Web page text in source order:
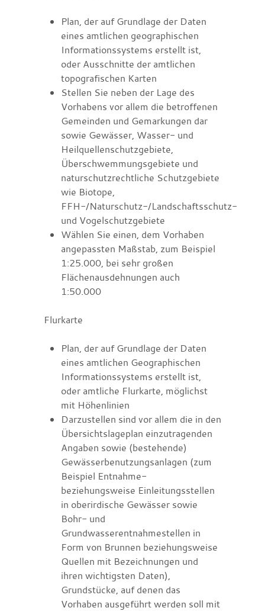
Plan, der auf Grundlage der Daten
eines amtlichen geographischen
Informationssystems erstellt ist,
oder Ausschnitte der amtlichen
topografischen Karten
Stellen Sie neben der Lage des
Vorhabens vor allem die betroffenen
Gemeinden und Gemarkungen dar
sowie Gewässer, Wasser- und
Heilquellenschutzgebiete,
Überschwemmungsgebiete und
naturschutzrechtliche Schutzgebiete
wie Biotope,
FFH-/Naturschutz-/Landschaftsschutz-
und Vogelschutzgebiete
Wählen Sie einen, dem Vorhaben
angepassten Maßstab, zum Beispiel
1:25.000, bei sehr großen
Flächenausdehnungen auch
1:50.000
Flurkarte
Plan, der auf Grundlage der Daten
eines amtlichen Geographischen
Informationssystems erstellt ist,
oder amtliche Flurkarte, möglichst
mit Höhenlinien
Darzustellen sind vor allem die in den
Übersichtslageplan einzutragenden
Angaben sowie (bestehende)
Gewässerbenutzungsanlagen (zum
Beispiel Entnahme-
beziehungsweise Einleitungsstellen
in oberirdische Gewässer sowie
Bohr- und
Grundwasserentnahmestellen in
Form von Brunnen beziehungsweise
Quellen mit Bezeichnungen und
ihren wichtigsten Daten),
Grundstücke, auf denen das
Vorhaben ausgeführt werden soll mit